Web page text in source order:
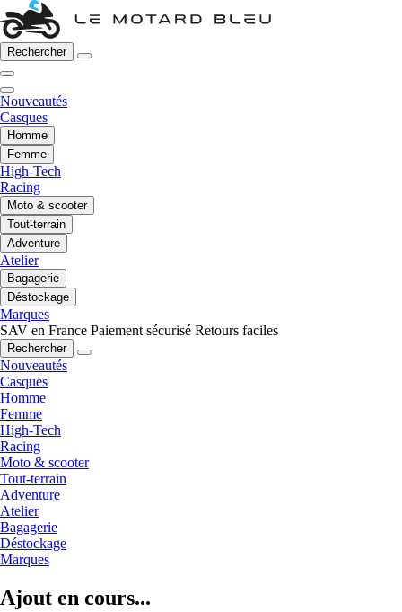
Rechercher
Nouveautés
Casques
Homme
Femme
High-Tech
Racing
Moto & scooter
Tout-terrain
Adventure
Atelier
Bagagerie
Déstockage
Marques
SAV en France Paiement sécurisé Retours faciles
Rechercher
Nouveautés
Casques
Homme
Femme
High-Tech
Racing
Moto & scooter
Tout-terrain
Adventure
Atelier
Bagagerie
Déstockage
Marques
Ajout en cours...